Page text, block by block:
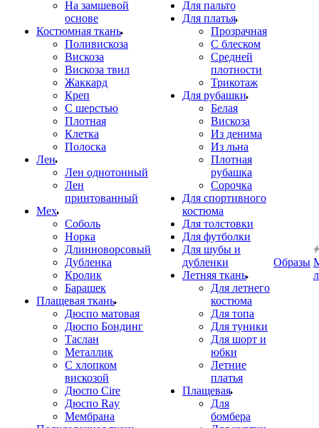
На замшевой
основе
Костюмная ткань
Поливискоза
Вискоза
Вискоза твил
Жаккард
Креп
С шерстью
Плотная
Клетка
Полоска
Лен
Лен однотонный
Лен
принтованный
Мех
Соболь
Норка
Длинноворсовый
Дубленка
Кролик
Барашек
Плащевая ткань
Дюспо матовая
Дюспо Бондинг
Таслан
Металлик
С хлопком
вискозой
Дюспо Cire
Дюспо Ray
Мембрана
Для пальто
Для платья
Прозрачная
С блеском
Средней
плотности
Трикотаж
Для рубашки
Белая
Вискоза
Из денима
Из льна
Плотная
рубашка
Сорочка
Для спортивного
костюма
Для толстовки
Для футболки
Для шубы и
дубленки
Летняя ткань
Для летнего
костюма
Для топа
Для туники
Для шорт и
юбки
Летние
платья
Плащевая
Для
бомбера
Образы